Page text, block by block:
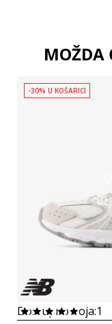
MOŽDA
-30% U KOŠARICI
Dostupno boja:1